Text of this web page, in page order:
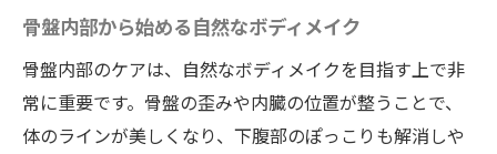
骨盤内部から始める自然なボディメイク
骨盤内部のケアは、自然なボディメイクを目指す上で非
常に重要です。骨盤の歪みや内臓の位置が整うことで、
体のラインが美しくなり、下腹部のぽっこりも解消しや